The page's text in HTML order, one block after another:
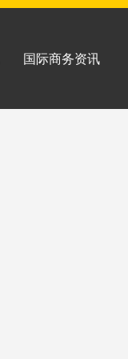
国际商务资讯